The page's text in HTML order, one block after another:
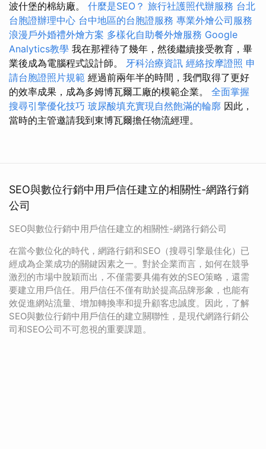
波什堡的棉紡廠。 什麼是SEO？ 旅行社護照代辦服務 台北
台胞證辦理中心 台中地區的台胞證服務 專業外燴公司服務
浪漫戶外婚禮外燴方案 多樣化自助餐外燴服務 Google
Analytics教學 我在那裡待了幾年，然後繼續接受教育，畢
業後成為電腦程式設計師。 牙科治療資訊 經絡按摩證照 申
請台胞證照片規範 經過前兩年半的時間，我們取得了更好
的效率成果，成為多姆博瓦爾工廠的模範企業。 全面掌握
搜尋引擎優化技巧 玻尿酸填充實現自然飽滿的輪廓 因此，
當時的主管邀請我到東博瓦爾擔任物流經理。
SEO與數位行銷中用戶信任建立的相關性-網路行銷
公司
SEO與數位行銷中用戶信任建立的相關性-網路行銷公司
在當今數位化的時代，網路行銷和SEO（搜尋引擎最佳化）已
經成為企業成功的關鍵因素之一。對於企業而言，如何在競爭
激烈的市場中脫穎而出，不僅需要具備有效的SEO策略，還需
要建立用戶信任。用戶信任不僅有助於提高品牌形象，也能有
效促進網站流量、增加轉換率和提升顧客忠誠度。因此，了解
SEO與數位行銷中用戶信任的建立關聯性，是現代網路行銷公
司和SEO公司不可忽視的重要課題。